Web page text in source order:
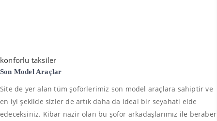
konforlu taksiler
Son Model Araçlar
Site de yer alan tüm şoförlerimiz son model araçlara sahiptir ve
en iyi şekilde sizler de artık daha da ideal bir seyahati elde
edeceksiniz. Kibar nazir olan bu şoför arkadaşlarımız ile beraber